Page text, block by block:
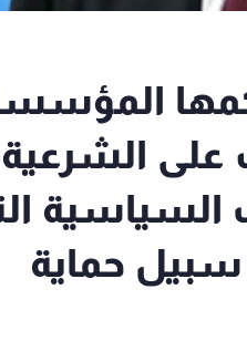
على الشرعية
السياسية
سبيل حماية